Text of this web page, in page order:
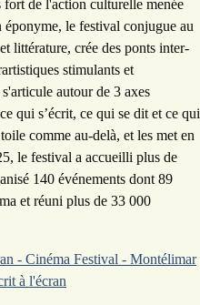
fort de l'action culturelle menée
éponyme, le festival conjugue au
littérature, crée des ponts inter-
stimulants et
autour de 3 axes
qui s’écrit, ce qui se dit et ce qui
comme au-delà, et les met en
le festival a accueilli plus de
140 événements dont 89
et réuni plus de 33 000
- Cinéma Festival - Montélimar
à l'écran